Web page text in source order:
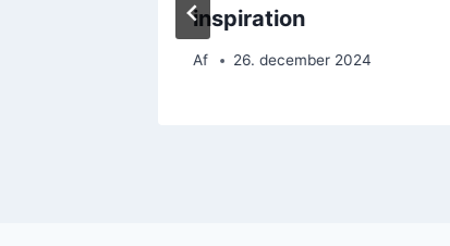
inspiration
Af 26. december 2024